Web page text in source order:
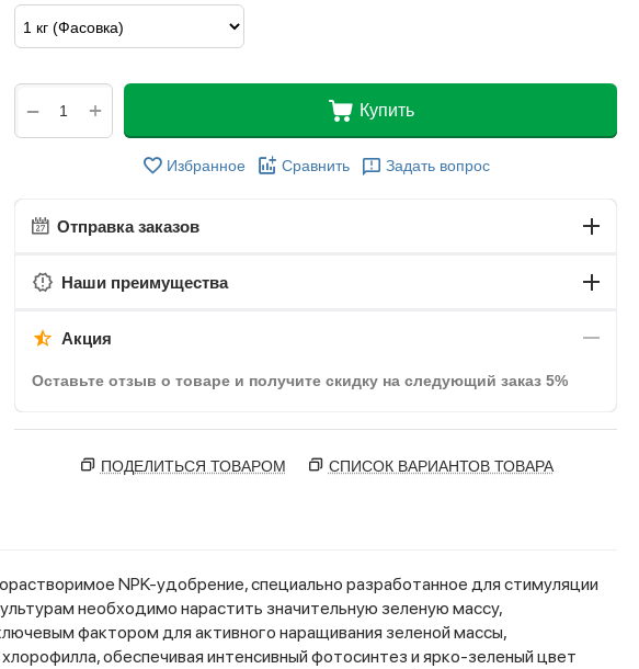
+
− Купить
Избранное Сравнить Задать вопрос
Отправка заказов
Наши преимущества
Акция
Оставьте отзыв о товаре и получите скидку на следующий заказ 5%
ПОДЕЛИТЬСЯ ТОВАРОМ СПИСОК ВАРИАНТОВ ТОВАРА
NPK-удобрение, специально разработанное для стимуляции
необходимо нарастить значительную зеленую массу,
фактором для активного наращивания зеленой массы,
обеспечивая интенсивный фотосинтез и ярко-зеленый цвет